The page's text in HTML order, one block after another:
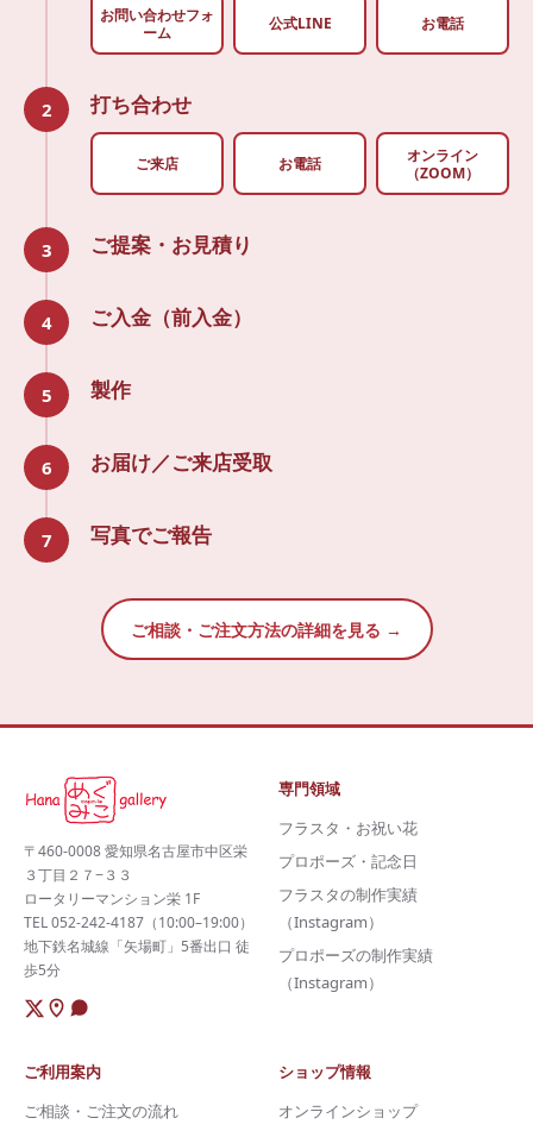
お問い合わせフォ
ーム
公式LINE お電話
2 打ち合わせ
ご来店 お電話
オンライン
（ZOOM）
3 ご提案・お見積り
4 ご入金（前入金）
5 製作
6 お届け／ご来店受取
7 写真でご報告
ご相談・ご注文方法の詳細を見る →
〒460-0008 愛知県名古屋市中区栄
３丁目２７−３３
ロータリーマンション栄 1F
TEL 052-242-4187（10:00–19:00）
地下鉄名城線「矢場町」5番出口 徒
歩5分
専門領域
フラスタ・お祝い花
プロポーズ・記念日
フラスタの制作実績
（Instagram）
プロポーズの制作実績
（Instagram）
ご利用案内
ご相談・ご注文の流れ
ショップ情報
オンラインショップ